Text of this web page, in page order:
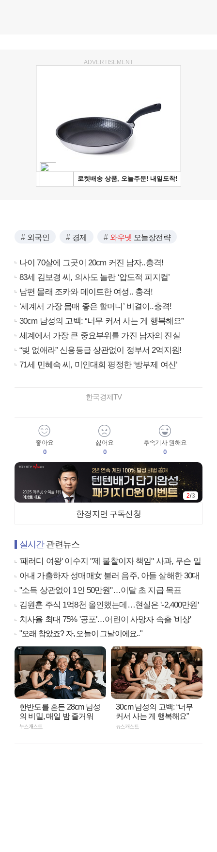
ADVERTISEMENT
외국인 경제 와우넷 오늘장전략
나이 70살에 그곳이 20cm 커진 남자..충격!
83세 김보경 씨, 의사도 놀란 ‘압도적 피지컬’
남편 몰래 조카와 데이트한 여성.. 충격!
‘세계서 가장 몸매 좋은 할머니’ 비결이..충격!
30cm 남성의 고백: “너무 커서 사는 게 행복해요”
세계에서 가장 큰 중요부위를 가진 남자의 진실
“빚 없애라” 신용등급 상관없이 정부서 2억지원!
71세 민혜숙 씨, 미인대회 평정한 ‘방부제 여신’
한국경제TV
좋아요
0
싫어요
0
후속기사 원해요
0
2/3
한경지면 구독신청
실시간관련뉴스
'패러디 여왕' 이수지 "제 불찰이자 책임" 사과, 무슨 일
아내 가출하자 성매매女 불러 음주, 아들 살해한 30대
"소득 상관없이 1인 50만원"…이달 초 지급 목표
김원훈 주식 1억8천 올인했는데…현실은 '-2,400만원'
치사율 최대 75% '공포'…어린이 사망자 속출 '비상'
"오래 참았죠? 자, 오늘이 그날이에요.."
한반도를 흔든 28cm 남성
의 비밀, 매일 밤 즐거워
뉴스캐스트
30cm 남성의 고백: “너무
커서 사는 게 행복해요”
뉴스캐스트